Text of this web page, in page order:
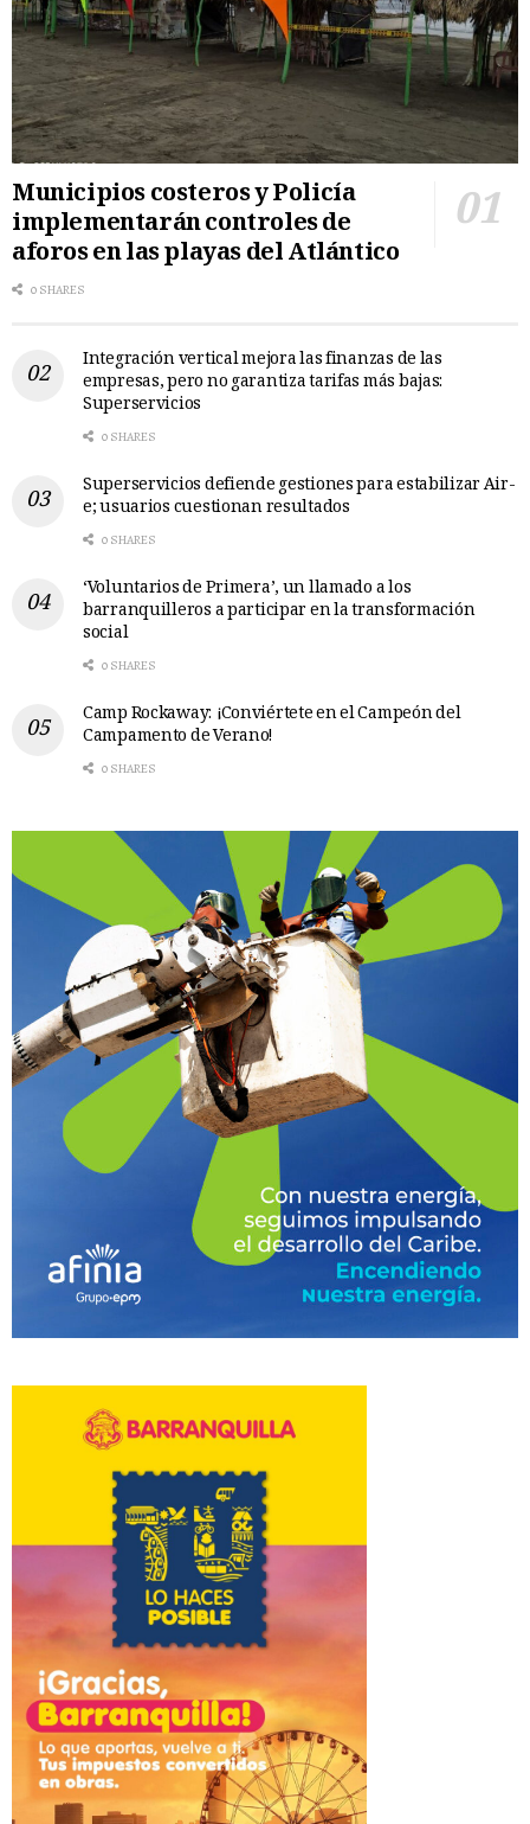
Municipios costeros y Policía
implementarán controles de
aforos en las playas del Atlántico
0 SHARES
Integración vertical mejora las finanzas de las
empresas, pero no garantiza tarifas más bajas:
Superservicios
0 SHARES
Superservicios defiende gestiones para estabilizar Air-
e; usuarios cuestionan resultados
0 SHARES
‘Voluntarios de Primera’, un llamado a los
barranquilleros a participar en la transformación
social
0 SHARES
Camp Rockaway: ¡Conviértete en el Campeón del
Campamento de Verano!
0 SHARES